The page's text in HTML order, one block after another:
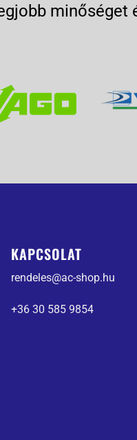
minőséget
KAPCSOLAT
rendeles@ac-shop.hu
+36 30 585 9854